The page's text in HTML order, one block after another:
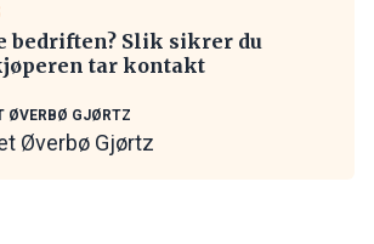
bedriften? Slik sikrer du
tar kontakt
ØVERBØ GJØRTZ
Øverbø Gjørtz